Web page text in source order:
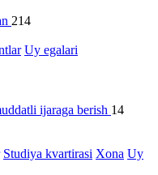
214
Uy egalari
ijaraga berish 14
Studiya kvartirasi Xona Uy